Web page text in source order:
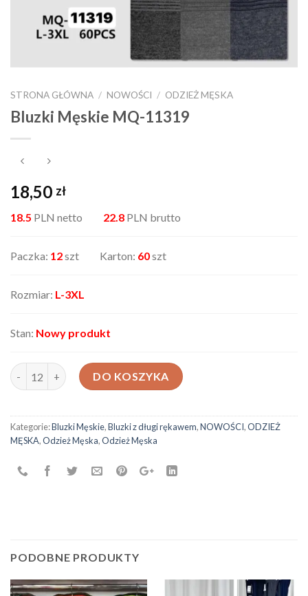
STRONA GŁÓWNA / NOWOŚCI / ODZIEŻ MĘSKA
Bluzki Męskie MQ-11319
18,50 zł
18.5 PLN netto 22.8 PLN brutto
Paczka: 12szt Karton: 60szt
Rozmiar: L-3XL
Stan: Nowy produkt
ilość Bluzki Męskie MQ-11319
DO KOSZYKA
Kategorie:Bluzki Męskie,Bluzki z długi rękawem,NOWOŚCI,ODZIEŻ
MĘSKA,Odzież Męska,Odzież Męska
PODOBNE PRODUKTY